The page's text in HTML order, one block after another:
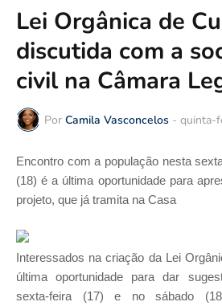
Lei Orgânica de
discutida com a
civil na Câmara
Por Camila Vasconcelos - quinta-
Encontro com a população nesta
(18) é a última oportunidade para
projeto, que já tramita na Casa
Interessados na criação da Lei
última oportunidade para dar
sexta-feira (17) e no sábado